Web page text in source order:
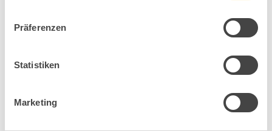
Präferenzen
Statistiken
Marketing
Suchen